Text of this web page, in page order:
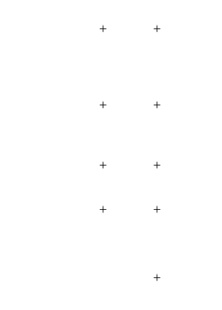
+ +
+ +
+ +
+ +
+